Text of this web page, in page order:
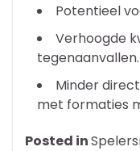
Potentieel
Verhoogde
tegenaanvallen.
Minder
met formaties
Posted in